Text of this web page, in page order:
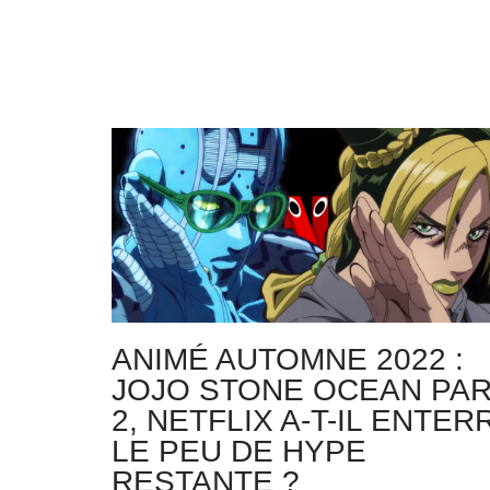
ANIMÉ AUTOMNE 2022 :
JOJO STONE OCEAN
2, NETFLIX A-T-IL
LE PEU DE HYPE
RESTANTE ?